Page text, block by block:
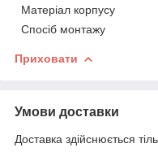
Матеріал корпусу
Спосіб монтажу
Приховати
Умови доставки
Доставка здійснюється